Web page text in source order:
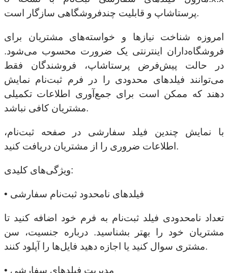
پرستاشاپ و قابلیت چندفروشگاهی سازگار است.
امروزه شناخت نیازها و خواسته‌های مشتریان برای
فروشگاه‌داران اینترنتی یک ضرورت محسوب می‌شود.
در حالت پیش‌فرض پرستاشاپ، فروشندگان فقط
می‌توانند فیلدهای محدودی را در فرم ثبت‌نام نمایش
دهند که ممکن است برای جمع‌آوری اطلاعات تکمیلی
مشتریان کافی نباشد.
با نمایش چندین فیلد سفارشی در صفحه ثبت‌نام،
اطلاعات ضروری را از مشتریان دریافت کنید.
ویژگی‌های کلیدی:
• فیلدهای نامحدود ثبت‌نام سفارشی
تعداد نامحدودی فیلد ثبت‌نام به فرم خود اضافه کنید تا
مشتریان خود را بهتر بشناسید. درباره جنسیت، سن
مشتری سوال کنید یا اجازه دهید فایل‌ها را آپلود کنند.
• مدیریت فیلدهای سفارشی